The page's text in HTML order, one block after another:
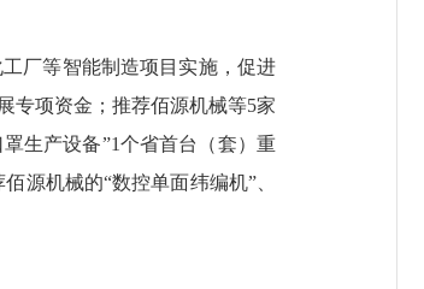
厂等智能制造项目实施，促进
专项资金；推荐佰源机械等5家
生产设备”1个省首台（套）重
源机械的“数控单面纬编机”、